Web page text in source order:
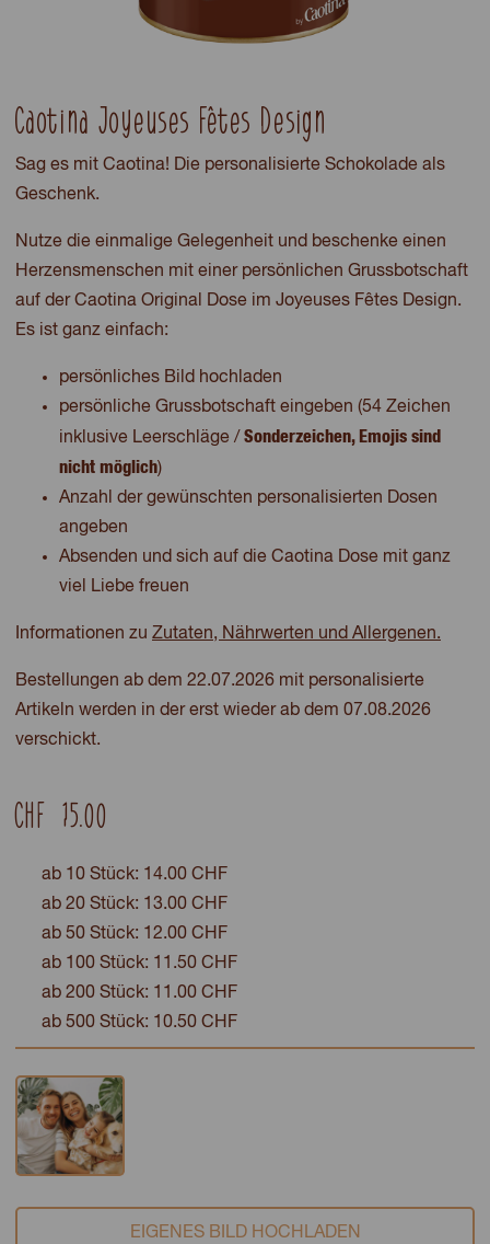
Caotina Joyeuses Fêtes Design
Sag es mit Caotina! Die personalisierte Schokolade als
Geschenk.
Nutze die einmalige Gelegenheit und beschenke einen
Herzensmenschen mit einer persönlichen Grussbotschaft
auf der Caotina Original Dose im Joyeuses Fêtes Design.
Es ist ganz einfach:
persönliches Bild hochladen
persönliche Grussbotschaft eingeben (54 Zeichen
inklusive Leerschläge / Sonderzeichen, Emojis sind
nicht möglich)
Anzahl der gewünschten personalisierten Dosen
angeben
Absenden und sich auf die Caotina Dose mit ganz
viel Liebe freuen
Informationen zu Zutaten, Nährwerten und Allergenen.
Bestellungen ab dem 22.07.2026 mit personalisierte
Artikeln werden in der erst wieder ab dem 07.08.2026
verschickt.
CHF 15.00
ab 10 Stück: 14.00 CHF
ab 20 Stück: 13.00 CHF
ab 50 Stück: 12.00 CHF
ab 100 Stück: 11.50 CHF
ab 200 Stück: 11.00 CHF
ab 500 Stück: 10.50 CHF
EIGENES BILD HOCHLADEN